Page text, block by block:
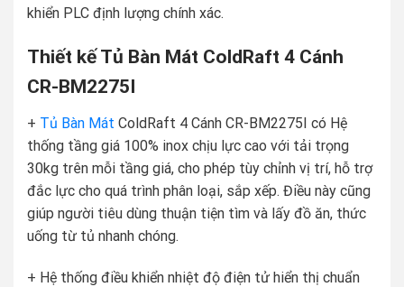
khiển PLC định lượng chính xác.
Thiết kế Tủ Bàn Mát ColdRaft 4 Cánh
CR-BM2275I
+ Tủ Bàn Mát ColdRaft 4 Cánh CR-BM2275I có Hệ
thống tầng giá 100% inox chịu lực cao với tải trọng
30kg trên mỗi tầng giá, cho phép tùy chỉnh vị trí, hỗ trợ
đắc lực cho quá trình phân loại, sắp xếp. Điều này cũng
giúp người tiêu dùng thuận tiện tìm và lấy đồ ăn, thức
uống từ tủ nhanh chóng.
+ Hệ thống điều khiển nhiệt độ điện tử hiển thị chuẩn